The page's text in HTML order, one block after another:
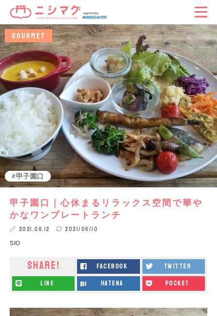
グルメ
甲子園口
GOURMET
甲子園口｜心休まるリラックス空間で華や
かなワンプレートランチ
2021.06.12 2021/06/10
SIO
SHARE! facebook twitter
line hatena pocket